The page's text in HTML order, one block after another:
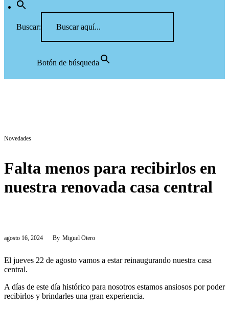
Buscar:
Botón de búsqueda
Novedades
Falta menos para recibirlos en
nuestra renovada casa central
agosto 16, 2024 By Miguel Otero
El jueves 22 de agosto vamos a estar reinaugurando nuestra casa
central.
A días de este día histórico para nosotros estamos ansiosos por poder
recibirlos y brindarles una gran experiencia.